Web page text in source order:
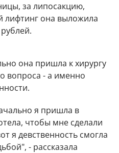
за липосакцию,
лифтинг она выложила
она пришла к хирургу
вопроса - а именно
я пришла в
чтобы мне сделали
я девственность смогла
- рассказала